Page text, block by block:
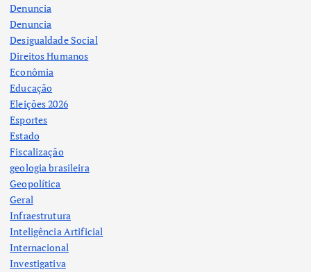
Denuncia
Denuncia
Desigualdade Social
Direitos Humanos
Econômia
Educação
Eleições 2026
Esportes
Estado
Fiscalização
geologia brasileira
Geopolítica
Geral
Infraestrutura
Inteligência Artificial
Internacional
Investigativa